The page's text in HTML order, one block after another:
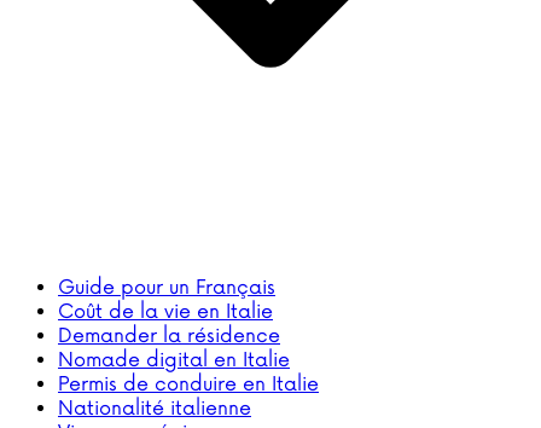
Guide pour un Français
Coût de la vie en Italie
Demander la résidence
Nomade digital en Italie
Permis de conduire en Italie
Nationalité italienne